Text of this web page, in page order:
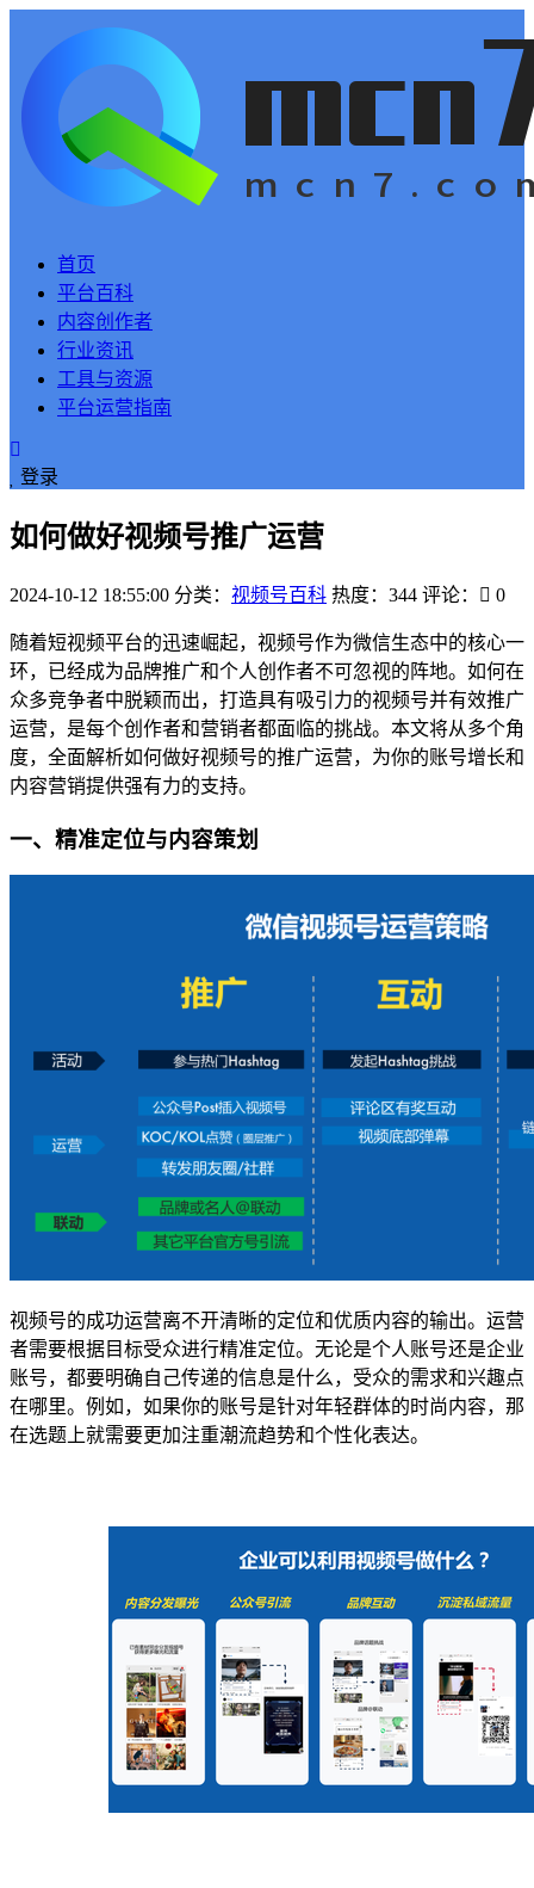
首页
平台百科
内容创作者
行业资讯
工具与资源
平台运营指南
登录
如何做好视频号推广运营
2024-10-12 18:55:00 分类： 视频号百科 热度：344 评论： 0
随着短视频平台的迅速崛起，视频号作为微信生态中的核心一
环，已经成为品牌推广和个人创作者不可忽视的阵地。如何在
众多竞争者中脱颖而出，打造具有吸引力的视频号并有效推广
运营，是每个创作者和营销者都面临的挑战。本文将从多个角
度，全面解析如何做好视频号的推广运营，为你的账号增长和
内容营销提供强有力的支持。
一、精准定位与内容策划
视频号的成功运营离不开清晰的定位和优质内容的输出。运营
者需要根据目标受众进行精准定位。无论是个人账号还是企业
账号，都要明确自己传递的信息是什么，受众的需求和兴趣点
在哪里。例如，如果你的账号是针对年轻群体的时尚内容，那
在选题上就需要更加注重潮流趋势和个性化表达。